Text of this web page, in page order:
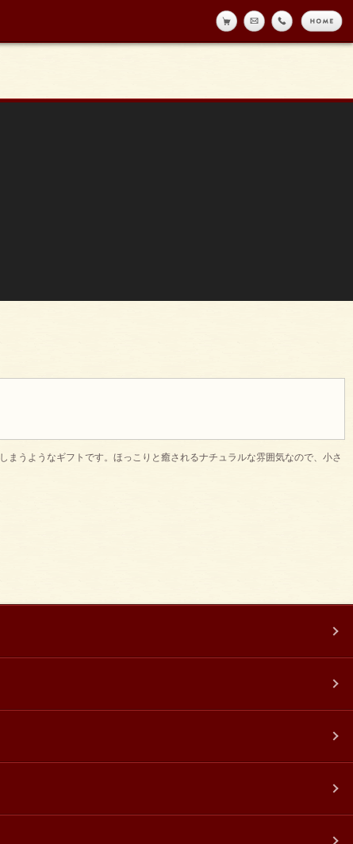
online shop
メール tell
うようなギフトです。ほっこりと癒されるナチュラルな雰囲気なので、小さ